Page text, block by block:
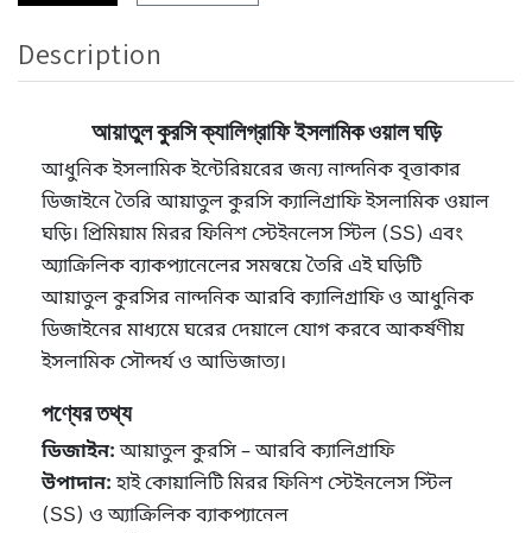
Description
আয়াতুল কুরসি ক্যালিগ্রাফি ইসলামিক ওয়াল ঘড়ি
আধুনিক ইসলামিক ইন্টেরিয়রের জন্য নান্দনিক বৃত্তাকার
ডিজাইনে তৈরি আয়াতুল কুরসি ক্যালিগ্রাফি ইসলামিক ওয়াল
ঘড়ি। প্রিমিয়াম মিরর ফিনিশ স্টেইনলেস স্টিল (SS) এবং
অ্যাক্রিলিক ব্যাকপ্যানেলের সমন্বয়ে তৈরি এই ঘড়িটি
আয়াতুল কুরসির নান্দনিক আরবি ক্যালিগ্রাফি ও আধুনিক
ডিজাইনের মাধ্যমে ঘরের দেয়ালে যোগ করবে আকর্ষণীয়
ইসলামিক সৌন্দর্য ও আভিজাত্য।
পণ্যের তথ্য
ডিজাইন:আয়াতুল কুরসি – আরবি ক্যালিগ্রাফি
উপাদান:হাই কোয়ালিটি মিরর ফিনিশ স্টেইনলেস স্টিল
(SS) ও অ্যাক্রিলিক ব্যাকপ্যানেল